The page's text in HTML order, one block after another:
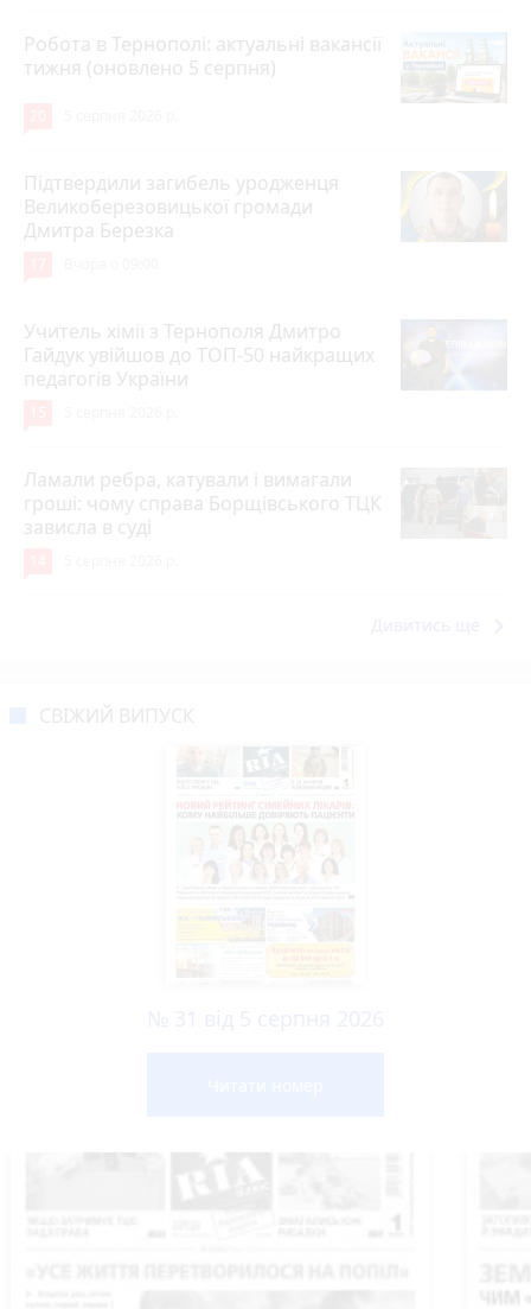
Робота в Тернополі: актуальні вакансії
тижня (оновлено 5 серпня)
Підтвердили загибель уродженця
Великоберезовицької громади
Дмитра Березка
Учитель хімії з Тернополя Дмитро
Гайдук увійшов до ТОП-50 найкращих
педагогів України
Ламали ребра, катували і вимагали
гроші: чому справа Борщівського ТЦК
зависла в суді